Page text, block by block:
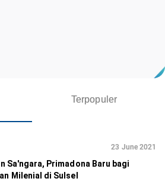
Terpopuler
23 June 2021
Sa'ngara, Primadona Baru bagi
Milenial di Sulsel